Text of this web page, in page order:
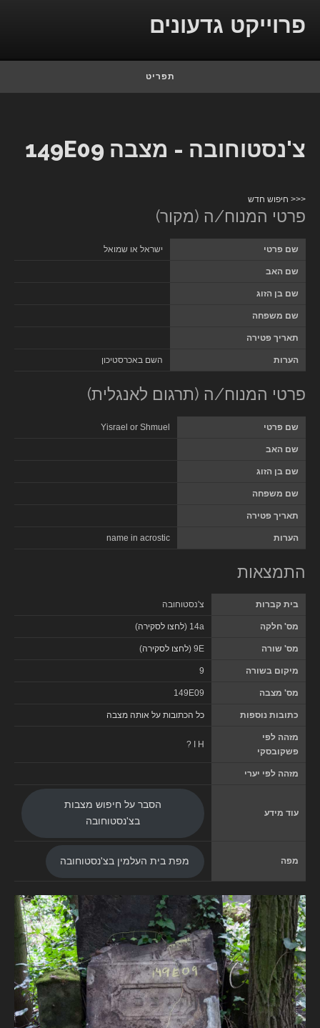
פרוייקט גדעונים
תפריט
צ'נסטוחובה - מצבה 149E09
<<< חיפוש חדש
פרטי המנוח/ה (מקור)
שם פרטי ישראל או שמואל
שם האב
שם בן הזוג
שם משפחה
תאריך פטירה
הערות השם באכרסטיכון
פרטי המנוח/ה (תרגום לאנגלית)
שם פרטי Yisrael or Shmuel
שם האב
שם בן הזוג
שם משפחה
תאריך פטירה
הערות name in acrostic
התמצאות
בית קברות צ'נסטוחובה
מס' חלקה 14a ( לחצו לסקירה)
מס' שורה 9E ( לחצו לסקירה)
מיקום בשורה 9
מס' מצבה 149E09
כתובות נוספות כל הכתובות על אותה מצבה
מזהה לפי
פשקובסקי
? I H
מזהה לפי יערי
עוד מידע
הסבר על חיפוש מצבות
בצ'נסטוחובה
מפה מפת בית העלמין בצ'נסטוחובה